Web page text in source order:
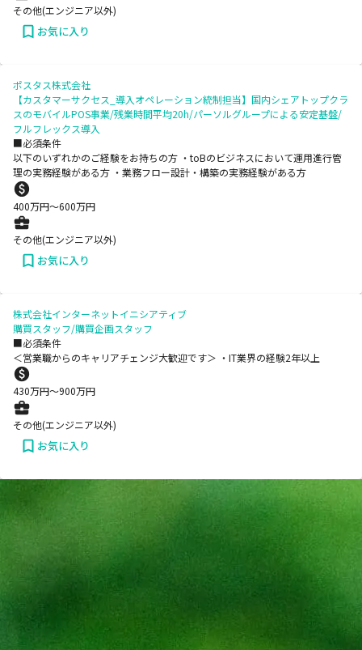
その他(エンジニア以外)
お気に入り
ポスタス株式会社
【カスタマーサクセス_導入オペレーション統制担当】国内シェアトップクラ
スのモバイルPOS事業/残業時間平均20h/パーソルグループによる安定基盤/
フルフレックス導入
■必須条件
以下のいずれかのご経験をお持ちの方 ・toBのビジネスにおいて運用進行管
理の実務経験がある方 ・業務フロー設計・構築の実務経験がある方
400万円〜600万円
その他(エンジニア以外)
お気に入り
株式会社インターネットイニシアティブ
購買スタッフ/購買企画スタッフ
■必須条件
＜営業職からのキャリアチェンジ大歓迎です＞ ・IT業界の経験2年以上
430万円〜900万円
その他(エンジニア以外)
お気に入り